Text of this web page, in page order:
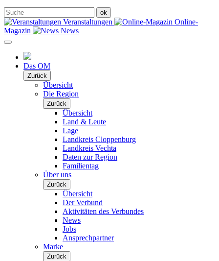
Veranstaltungen
Online-
Magazin
News
Das OM
Zurück
Übersicht
Die Region
Zurück
Übersicht
Land & Leute
Lage
Landkreis Cloppenburg
Landkreis Vechta
Daten zur Region
Familientag
Über uns
Zurück
Übersicht
Der Verbund
Aktivitäten des Verbundes
News
Jobs
Ansprechpartner
Marke
Zurück